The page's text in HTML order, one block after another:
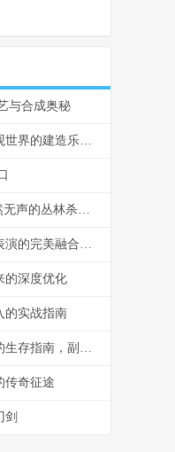
与合成奥秘
《我的世界怎么缩小人物，体验微观世界的建造乐趣》
**和平精英VSS狙击教学副标题悄然无声的丛林杀手**
和平精英的主播操作，一场技术与表演的完美融合，副标题，指尖战场背后的艺术与博弈。
的深度优化
的实战指南
我的世界地狱怎么做，烈焰与宝藏的生存指南，副标题，深入下界探索的核心策略与技巧
传奇征途
剑